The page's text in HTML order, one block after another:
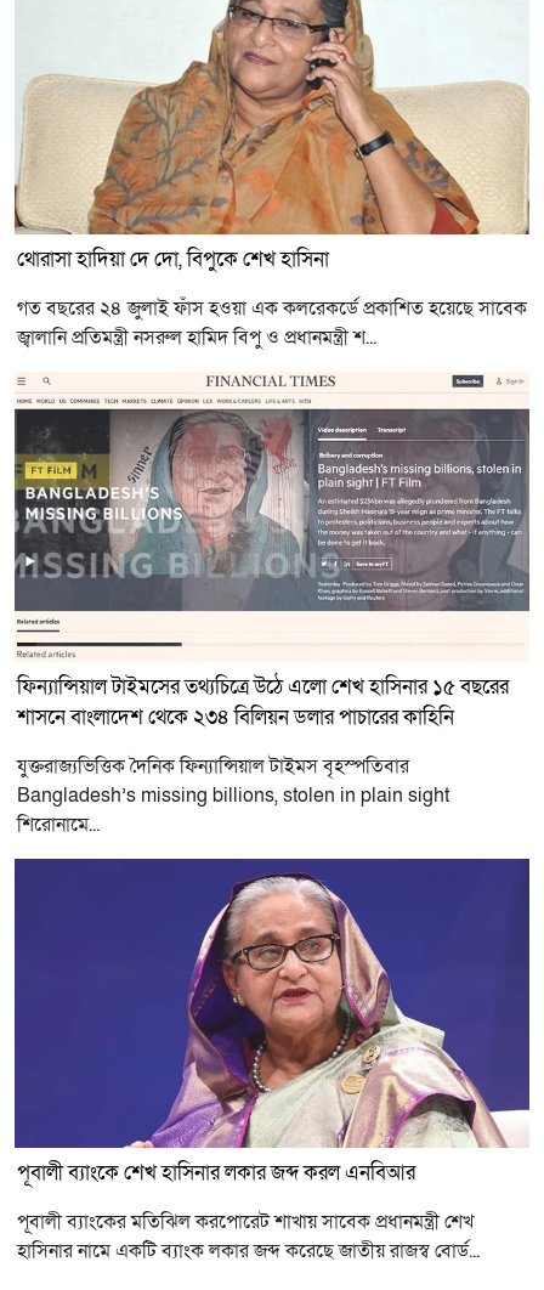
থোরাসা হাদিয়া দে দো, বিপুকে শেখ হাসিনা
গত বছরের ২৪ জুলাই ফাঁস হওয়া এক কলরেকর্ডে প্রকাশিত হয়েছে সাবেক
জ্বালানি প্রতিমন্ত্রী নসরুল হামিদ বিপু ও প্রধানমন্ত্রী শ...
ফিন্যান্সিয়াল টাইমসের তথ্যচিত্রে উঠে এলো শেখ হাসিনার ১৫ বছরের
শাসনে বাংলাদেশ থেকে ২৩৪ বিলিয়ন ডলার পাচারের কাহিনি
যুক্তরাজ্যভিত্তিক দৈনিক ফিন্যান্সিয়াল টাইমস বৃহস্পতিবার
Bangladesh’s missing billions, stolen in plain sight
শিরোনামে...
পূবালী ব্যাংকে শেখ হাসিনার লকার জব্দ করল এনবিআর
পূবালী ব্যাংকের মতিঝিল করপোরেট শাখায় সাবেক প্রধানমন্ত্রী শেখ
হাসিনার নামে একটি ব্যাংক লকার জব্দ করেছে জাতীয় রাজস্ব বোর্ড...